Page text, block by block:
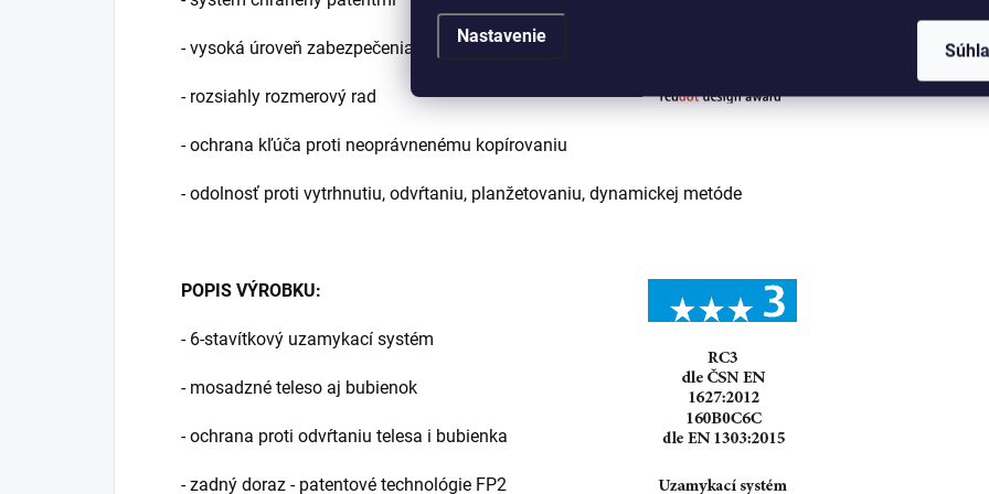
Nastavenie
- vysoká úroveň zabezpečenia
- rozsiahly rozmerový rad
- ochrana kľúča proti neoprávnenému kopírovaniu
- odolnosť proti vytrhnutiu, odvŕtaniu, planžetovaniu, dynamickej metóde
POPIS VÝROBKU:
- 6-stavítkový uzamykací systém
- mosadzné teleso aj bubienok
- ochrana proti odvŕtaniu telesa i bubienka
- zadný doraz - patentové technológie FP2